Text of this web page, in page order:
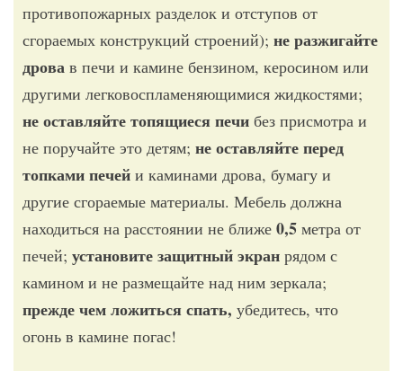
противопожарных разделок и отступов от
сгораемых конструкций строений); не разжигайте
дрова в печи и камине бензином, керосином или
другими легковоспламеняющимися жидкостями;
не оставляйте топящиеся печи без присмотра и
не поручайте это детям; не оставляйте перед
топками печей и каминами дрова, бумагу и
другие сгораемые материалы. Мебель должна
находиться на расстоянии не ближе 0,5 метра от
печей; установите защитный экран рядом с
камином и не размещайте над ним зеркала;
прежде чем ложиться спать, убедитесь, что
огонь в камине погас!